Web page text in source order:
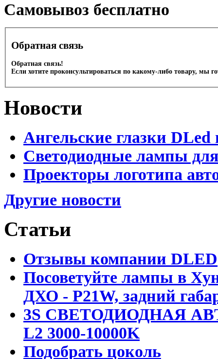
Cамовывоз бесплатно
Обратная связь
Обратная связь!
Если хотите проконсультироваться по какому-либо товару, мы
Новости
Ангельские глазки DLed
Светодиодные лампы
Проекторы логотипа
Другие новости
Статьи
Отзывы компании DLED
Посоветуйте лампы в
ДХО - P21W, задний
3S СВЕТОДИОДНАЯ
L2 3000-10000K
Подобрать цоколь